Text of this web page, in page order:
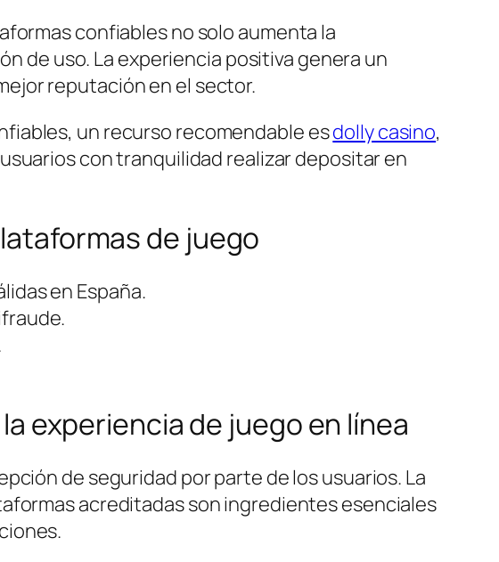
confiables no solo aumenta la
de uso. La experiencia positiva genera un
reputación en el sector.
un recurso recomendable esdolly casino,
con tranquilidad realizar depositar en
de juego
en España.
experiencia de juego en línea
de seguridad por parte de los usuarios. La
acreditadas son ingredientes esenciales